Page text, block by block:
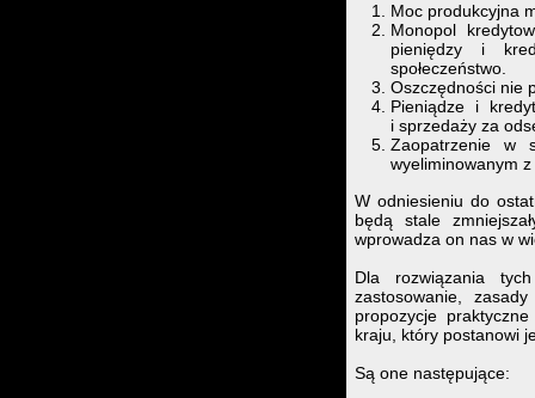
Moc produkcyjna
Monopol
pieniędzy i
społeczeństwo.
Oszczędności nie
Pieniądze i
i sprzedaży za
Zaopatrzenie w
wyeliminowanym
W odniesieniu do
będą stale
wprowadza on nas w
Dla rozwiązania
zastosowanie,
propozycje
kraju, który postanowi
Są one następujące: